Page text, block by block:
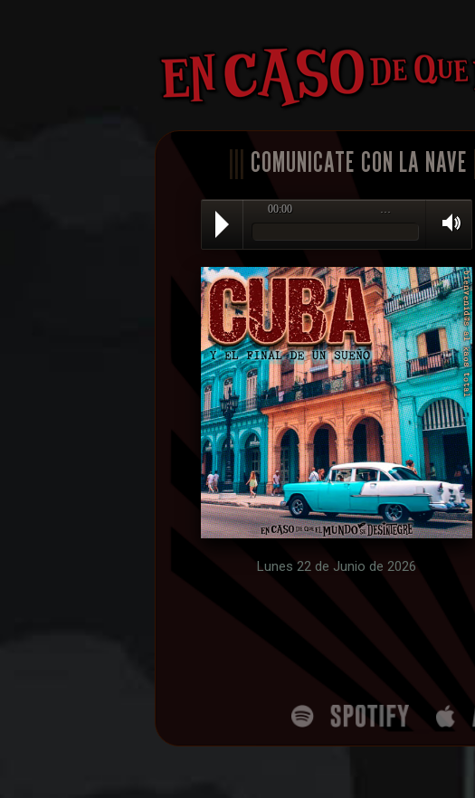
COMUNICATE CON LA NAVE
00:00 …
Lunes 22 de Junio de 2026